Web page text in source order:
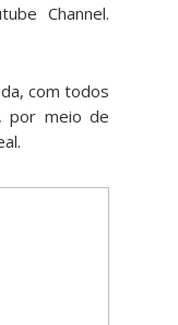
Channel.
com todos
por meio de